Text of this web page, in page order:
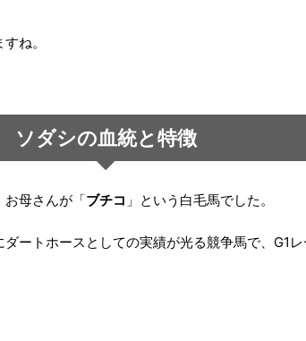
ね。
ソダシの血統と特徴
お母さんが「ブチコ 」という白毛馬でした。
ートホースとしての実績が光る競争馬で、G1